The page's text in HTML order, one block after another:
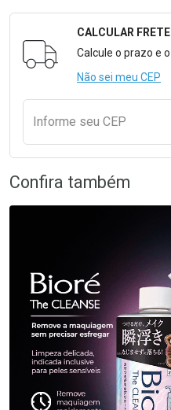
Formulário para
CALCULAR FRETE
Calcule o prazo e
Não sei meu CEP
Informe seu CEP
Confira também